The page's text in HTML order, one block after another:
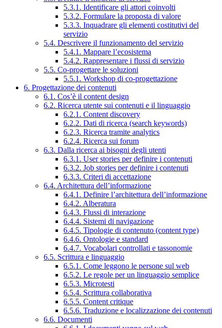
5.3.1. Identificare gli attori coinvolti
5.3.2. Formulare la proposta di valore
5.3.3. Inquadrare gli elementi costitutivi del
servizio
5.4. Descrivere il funzionamento del servizio
5.4.1. Mappare l’ecosistema
5.4.2. Rappresentare i flussi di servizio
5.5. Co-progettare le soluzioni
5.5.1. Workshop di co-progettazione
6. Progettazione dei contenuti
6.1. Cos’è il content design
6.2. Ricerca utente sui contenuti e il linguaggio
6.2.1. Content discovery
6.2.2. Dati di ricerca (search keywords)
6.2.3. Ricerca tramite analytics
6.2.4. Ricerca sui forum
6.3. Dalla ricerca ai bisogni degli utenti
6.3.1. User stories per definire i contenuti
6.3.2. Job stories per definire i contenuti
6.3.3. Criteri di accettazione
6.4. Architettura dell’informazione
6.4.1. Definire l’architettura dell’informazione
6.4.2. Alberatura
6.4.3. Flussi di interazione
6.4.4. Sistemi di navigazione
6.4.5. Tipologie di contenuto (content type)
6.4.6. Ontologie e standard
6.4.7. Vocabolari controllati e tassonomie
6.5. Scrittura e linguaggio
6.5.1. Come leggono le persone sul web
6.5.2. Le regole per un linguaggio semplice
6.5.3. Microtesti
6.5.4. Scrittura collaborativa
6.5.5. Content critique
6.5.6. Traduzione e localizzazione dei contenuti
6.6. Documenti